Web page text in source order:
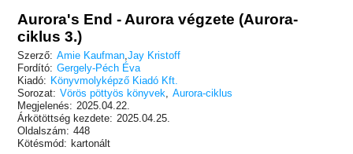
Aurora's End - Aurora végzete (Aurora-
ciklus 3.)
Szerző: Amie Kaufman ,Jay Kristoff
Fordító: Gergely-Péch Éva
Kiadó: Könyvmolyképző Kiadó Kft.
Sorozat: Vörös pöttyös könyvek
Aurora-ciklus
Megjelenés: 2025.04.22.
Árkötöttség kezdete: 2025.04.25.
Oldalszám: 448
Kötésmód: kartonált